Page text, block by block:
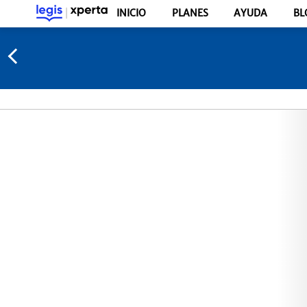
INICIO PLANES AYUDA